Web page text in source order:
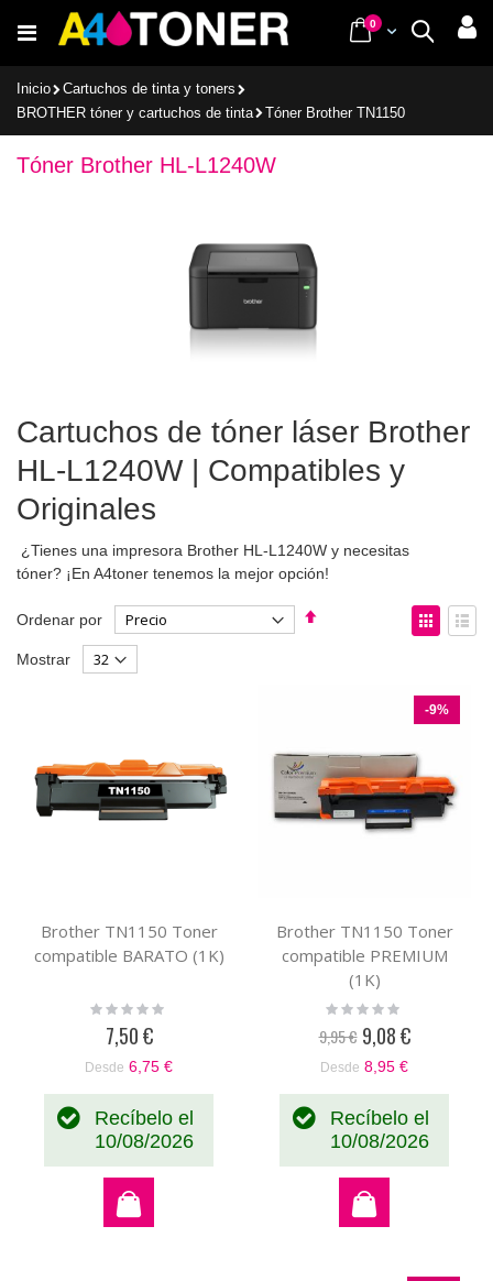
al
Buscar
Cart
0items
Inicio
Cartuchos de tinta y toners
BROTHER tóner y cartuchos de tinta
Tóner Brother TN1150
Tóner Brother HL-L1240W
Cartuchos de tóner láser Brother
HL-L1240W | Compatibles y
Originales
¿Tienes una impresora Brother HL-L1240W y necesitas
tóner? ¡En A4toner tenemos la mejor opción!
Ordenar por
Fijar
Ver
como
Mostrar
Brother TN1150 Toner
compatible BARATO (1K)
Rating:
7,50 €
Desde 6,75 €
Recíbelo el
10/08/2026
-9%
Brother TN1150 Toner
compatible PREMIUM
(1K)
Rating:
9,95 € Precio
9,08 €
Desde 8,95 €
Recíbelo el
10/08/2026